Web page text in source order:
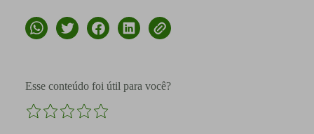
Esse conteúdo foi útil para você?